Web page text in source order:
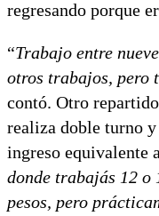
regresando porque
“Trabajo entre
otros trabajos, pero
contó. Otro
realiza doble turno y
ingreso equivalente
donde trabajás 12 o
pesos, pero